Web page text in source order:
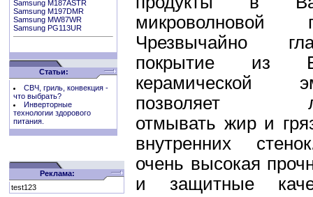
Samsung M187ASTR
Samsung M197DMR
Samsung MW87WR
Samsung PG113UR
Статьи:
СВЧ, гриль, конвекция -
что выбрать?
Инверторные
технологии здорового
питания.
Реклама:
test123
микроволновой
Чрезвычайно
покрытие из
керамической
позволяет
отмывать жир и
внутренних
очень высокая
и защитные